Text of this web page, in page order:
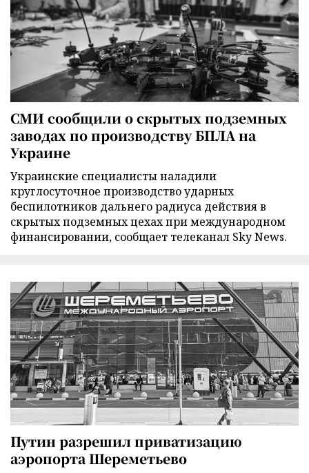
СМИ сообщили о скрытых подземных
заводах по производству БПЛА на
Украине
Украинские специалисты наладили
круглосуточное производство ударных
беспилотников дальнего радиуса действия в
скрытых подземных цехах при международном
финансировании, сообщает телеканал Sky News.
Путин разрешил приватизацию
аэропорта Шереметьево